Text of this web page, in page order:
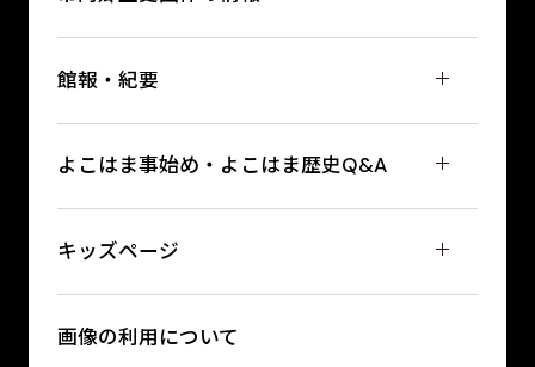
館報・紀要
よこはま事始め・よこはま歴史Q&A
キッズページ
画像の利用について